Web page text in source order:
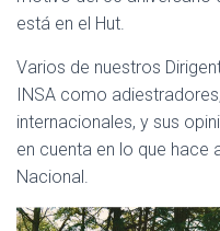
está en el Hut.
Varios de nuestros
INSA como
internacionales, y sus
en cuenta en lo que hace
Nacional.